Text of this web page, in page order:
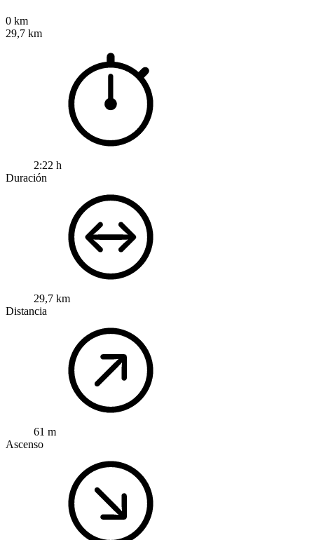
0 km
29,7 km
2:22 h
Duración
29,7 km
Distancia
61 m
Ascenso